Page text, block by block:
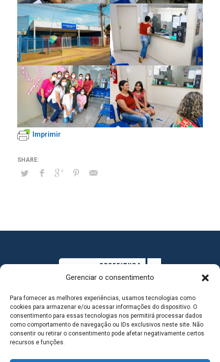
Gerenciar o consentimento
Para fornecer as melhores experiências, usamos tecnologias como
cookies para armazenar e/ou acessar informações do dispositivo. O
consentimento para essas tecnologias nos permitirá processar dados
como comportamento de navegação ou IDs exclusivos neste site. Não
consentir ou retirar o consentimento pode afetar negativamente certos
recursos e funções.
Imprimir
MAPA DO SITE